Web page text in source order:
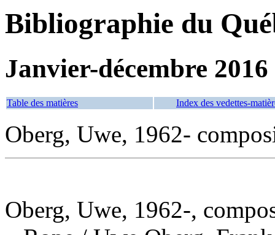
Bibliographie du
Janvier-décembre 2016
Table des matières Index des vedettes-
Oberg, Uwe, 1962-
Oberg, Uwe, 1962-,